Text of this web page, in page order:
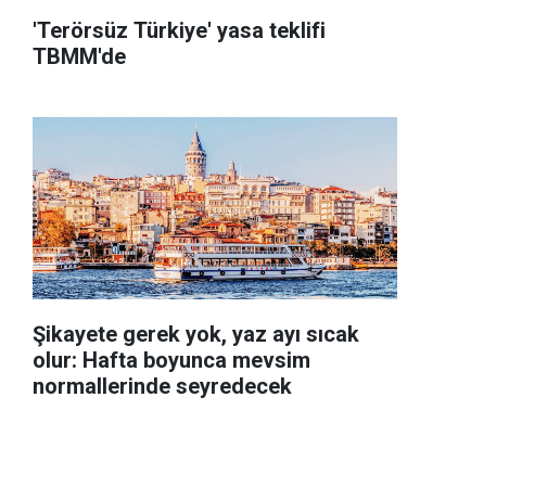
'Terörsüz Türkiye' yasa teklifi
TBMM'de
Şikayete gerek yok, yaz ayı sıcak
olur: Hafta boyunca mevsim
normallerinde seyredecek